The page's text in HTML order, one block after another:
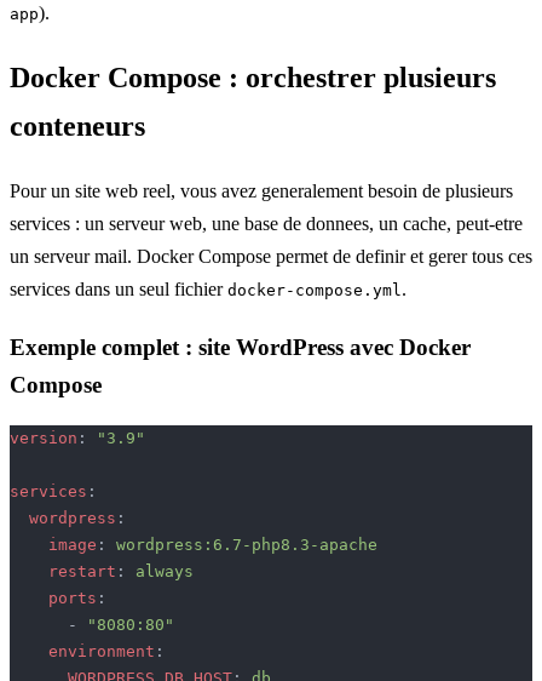
app).
Docker Compose : orchestrer plusieurs
conteneurs
Pour un site web reel, vous avez generalement besoin de plusieurs
services : un serveur web, une base de donnees, un cache, peut-etre
un serveur mail. Docker Compose permet de definir et gerer tous ces
services dans un seul fichier docker-compose.yml .
Exemple complet : site WordPress avec Docker
Compose
version : "3.9"
services :
  wordpress
:
    image
: wordpress:6.7-php8.3-apache
    restart
: always
    ports
:
      -
"8080:80"
    environment
: